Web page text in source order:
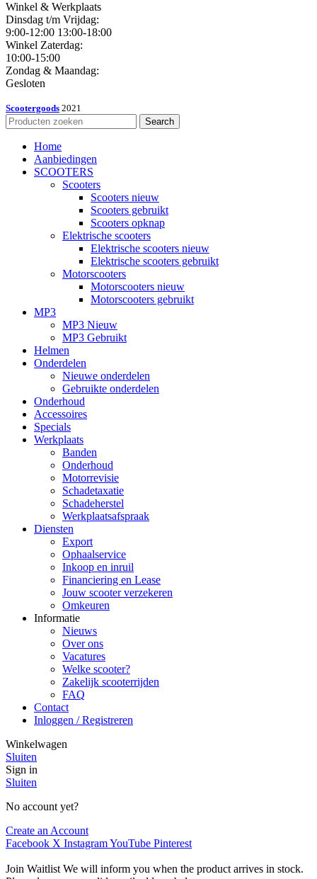
Winkel & Werkplaats
Dinsdag t/m Vrijdag:
9:00-12:00 13:00-18:00
Winkel Zaterdag:
10:00-15:00
Zondag & Maandag:
Gesloten
Scootergoods 2021
Search
Home
Aanbiedingen
SCOOTERS
Scooters
Scooters nieuw
Scooters gebruikt
Scooters opknap
Elektrische scooters
Elektrische scooters nieuw
Elektrische scooters gebruikt
Motorscooters
Motorscooters nieuw
Motorscooters gebruikt
MP3
MP3 Nieuw
MP3 Gebruikt
Helmen
Onderdelen
Nieuwe onderdelen
Gebruikte onderdelen
Onderhoud
Accessoires
Specials
Werkplaats
Banden
Onderhoud
Motorrevisie
Schadetaxatie
Schadeherstel
Werkplaatsafspraak
Diensten
Export
Ophaalservice
Inkoop en inruil
Financiering en Lease
Jouw scooter verzekeren
Omkeuren
Informatie
Nieuws
Over ons
Vacatures
Welke scooter?
Zakelijk scooterrijden
FAQ
Contact
Inloggen / Registreren
Winkelwagen
Sluiten
Sign in
Sluiten
No account yet?
Create an Account
Facebook X InstagramYouTube Pinterest
Join Waitlist We will inform you when the product arrives in stock.